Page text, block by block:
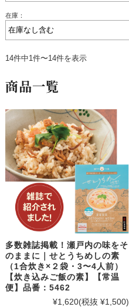
在庫：
14件中1件〜14件を表示
商品一覧
多数雑誌掲載！瀬戸内の味をそ
のままに｜せとうちめしの素
（1合炊き×２袋・3〜4人前）
【炊き込みご飯の素】【常温
便】品番：5462
¥1,620(税抜 ¥1,500)